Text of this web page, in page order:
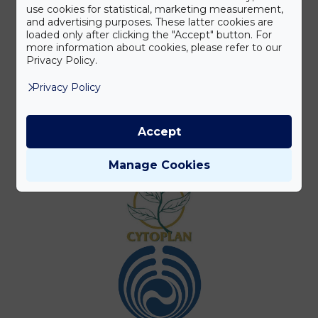
use cookies for statistical, marketing measurement,
and advertising purposes. These latter cookies are
loaded only after clicking the "Accept" button. For
more information about cookies, please refer to our
Privacy Policy.
Privacy Policy
Manage Cookies
Accept